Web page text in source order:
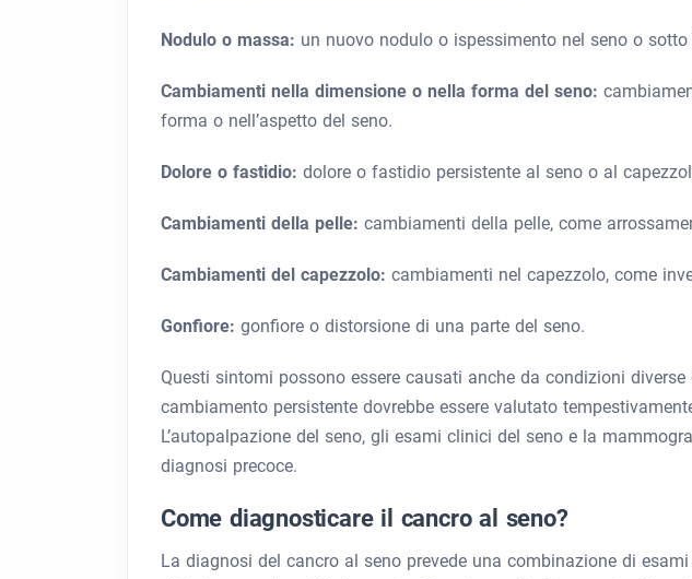
Nodulo o massa: un nuovo nodulo o ispessimento nel seno o sotto
Cambiamenti nella dimensione o nella forma del seno:
forma o nell’aspetto del seno.
Dolore o fastidio: dolore o fastidio persistente al seno o al
Cambiamenti della pelle: cambiamenti della pelle, come
Cambiamenti del capezzolo: cambiamenti nel capezzolo, come
Gonfiore: gonfiore o distorsione di una parte del seno.
Questi sintomi possono essere causati anche da condizioni
cambiamento persistente dovrebbe essere valutato
L’autopalpazione del seno, gli esami clinici del seno e la
diagnosi precoce.
Come diagnosticare il cancro al seno?
La diagnosi del cancro al seno prevede una combinazione di